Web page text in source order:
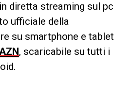
diretta streaming sul pc
ufficiale della
su smartphone e tablet
, scaricabile su tutti i